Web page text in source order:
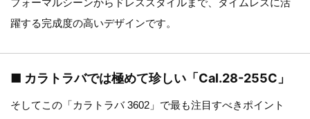
フォーマルシーンからドレススタイルまで、タイムレスに活
躍する完成度の高いデザインです。
■ カラトラバでは極めて珍しい「Cal.28-255C」
そしてこの「カラトラバ 3602」で最も注目すべきポイント